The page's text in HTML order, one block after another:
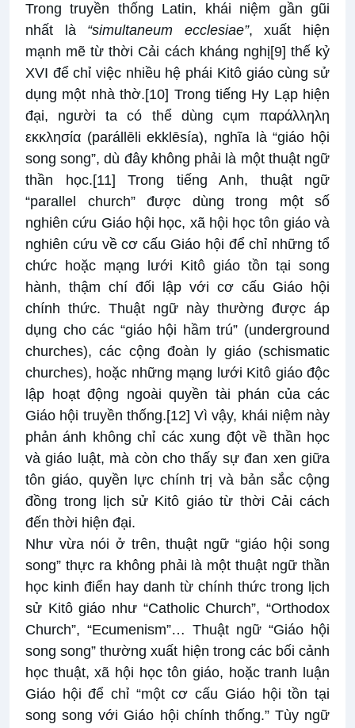
Trong truyền thống Latin, khái niệm gần gũi
nhất là “simultaneum ecclesiae”, xuất hiện
mạnh mẽ từ thời Cải cách kháng nghị[9] thế kỷ
XVI để chỉ việc nhiều hệ phái Kitô giáo cùng sử
dụng một nhà thờ.[10] Trong tiếng Hy Lạp hiện
đại, người ta có thể dùng cụm παράλληλη
εκκλησία (parállēli ekklēsía), nghĩa là “giáo hội
song song”, dù đây không phải là một thuật ngữ
thần học.[11] Trong tiếng Anh, thuật ngữ
“parallel church” được dùng trong một số
nghiên cứu Giáo hội học, xã hội học tôn giáo và
nghiên cứu về cơ cấu Giáo hội để chỉ những tổ
chức hoặc mạng lưới Kitô giáo tồn tại song
hành, thậm chí đối lập với cơ cấu Giáo hội
chính thức. Thuật ngữ này thường được áp
dụng cho các “giáo hội hầm trú” (underground
churches), các cộng đoàn ly giáo (schismatic
churches), hoặc những mạng lưới Kitô giáo độc
lập hoạt động ngoài quyền tài phán của các
Giáo hội truyền thống.[12] Vì vậy, khái niệm này
phản ánh không chỉ các xung đột về thần học
và giáo luật, mà còn cho thấy sự đan xen giữa
tôn giáo, quyền lực chính trị và bản sắc cộng
đồng trong lịch sử Kitô giáo từ thời Cải cách
đến thời hiện đại.
Như vừa nói ở trên, thuật ngữ “giáo hội song
song” thực ra không phải là một thuật ngữ thần
học kinh điển hay danh từ chính thức trong lịch
sử Kitô giáo như “Catholic Church”, “Orthodox
Church”, “Ecumenism”… Thuật ngữ “Giáo hội
song song” thường xuất hiện trong các bối cảnh
học thuật, xã hội học tôn giáo, hoặc tranh luận
Giáo hội để chỉ “một cơ cấu Giáo hội tồn tại
song song với Giáo hội chính thống.” Tùy ngữ